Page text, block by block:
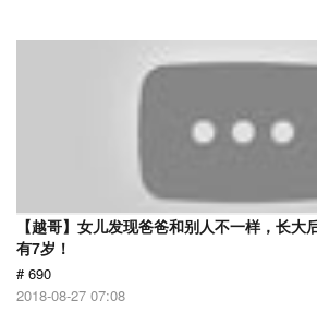
【越哥】女儿发现爸爸和别人不一样，长大
有7岁！
# 690
2018-08-27 07:08